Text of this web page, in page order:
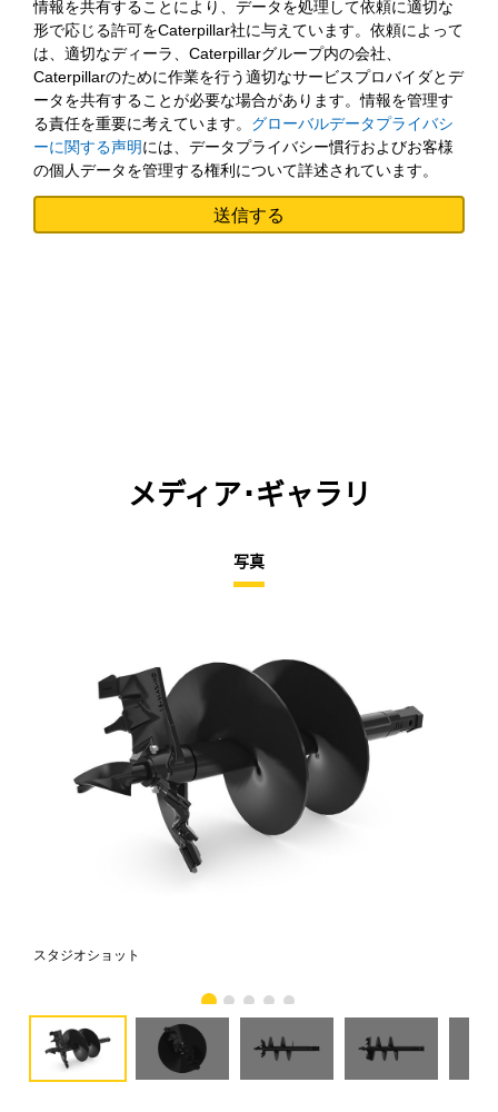
情報を共有することにより、データを処理して依頼に適切な
形で応じる許可をCaterpillar社に与えています。依頼によって
は、適切なディーラ、Caterpillarグループ内の会社、
Caterpillarのために作業を行う適切なサービスプロバイダとデ
ータを共有することが必要な場合があります。情報を管理す
る責任を重要に考えています。 グローバルデータプライバシ
ーに関する声明には、データプライバシー慣行およびお客様
の個人データを管理する権利について詳述されています。
メディア･ギャラリ
写真
スタジオショット